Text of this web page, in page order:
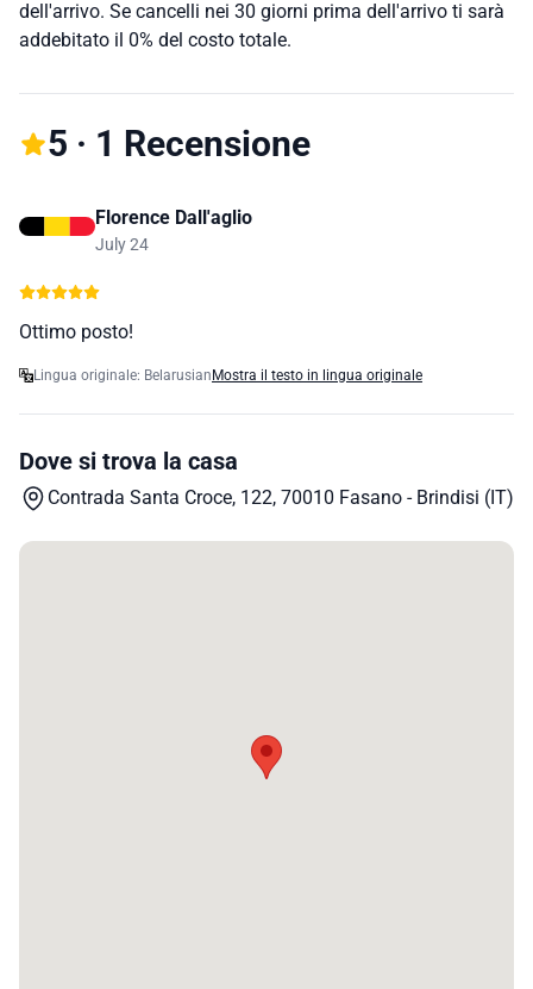
dell'arrivo. Se cancelli nei 30 giorni prima dell'arrivo ti sarà
addebitato il 0% del costo totale.
5 · 1 Recensione
Florence Dall'aglio
July 24
Ottimo posto!
Lingua originale: Belarusian Mostra il testo in lingua originale
Dove si trova la casa
Contrada Santa Croce, 122, 70010 Fasano - Brindisi (IT)